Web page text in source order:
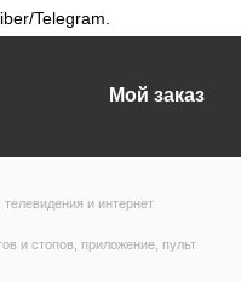
Telegram.
Мой заказ
и интернет
и стопов, приложение, пульт